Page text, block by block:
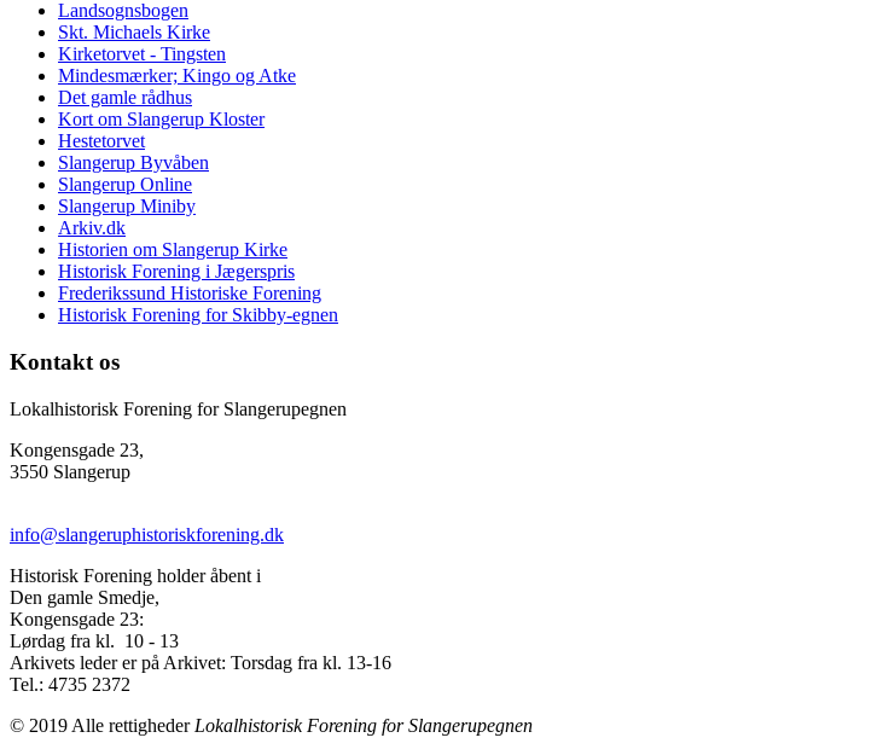
Landsognsbogen
Skt. Michaels Kirke
Kirketorvet - Tingsten
Mindesmærker; Kingo og Atke
Det gamle rådhus
Kort om Slangerup Kloster
Hestetorvet
Slangerup Byvåben
Slangerup Online
Slangerup Miniby
Arkiv.dk
Historien om Slangerup Kirke
Historisk Forening i Jægerspris
Frederikssund Historiske Forening
Historisk Forening for Skibby-egnen
Kontakt os
Lokalhistorisk Forening for Slangerupegnen
Kongensgade 23,
3550 Slangerup
info@slangeruphistoriskforening.dk
Historisk Forening holder åbent i
Den gamle Smedje,
Kongensgade 23:
Lørdag fra kl. 10 - 13
Arkivets leder er på Arkivet: Torsdag fra kl. 13-16
Tel.: 4735 2372
© 2019 Alle rettigheder Lokalhistorisk Forening for Slangerupegnen